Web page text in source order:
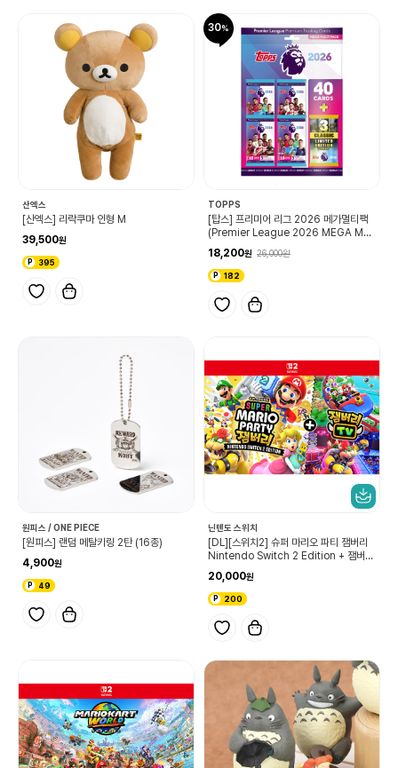
산엑스
[산엑스] 리락쿠마 인형 M
39,500
395
30
TOPPS
[탑스] 프리미어 리그 2026 메가멀티팩
(Premier League 2026 MEGA MUL
18,200 26,000
182
원피스 / ONE PIECE
[원피스] 랜덤 메탈키링 2탄 (16종)
4,900
49
닌텐도 스위치
[DL][스위치2] 슈퍼 마리오 파티 잼버리
Nintendo Switch 2 Edition + 잼버리
20,000
200